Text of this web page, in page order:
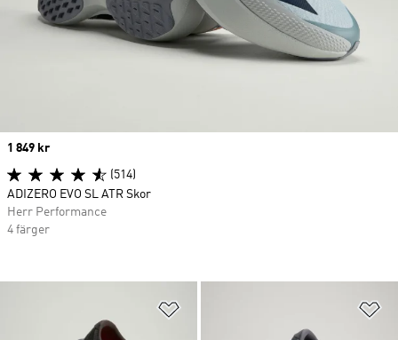
Price
1 849 kr
(514)
ADIZERO EVO SL ATR Skor
Herr Performance
4 färger